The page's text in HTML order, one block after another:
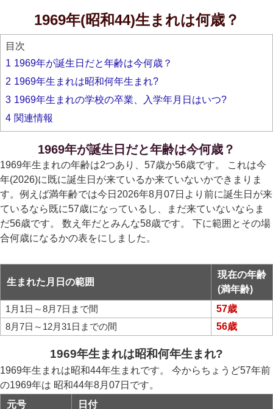
1969年(昭和44)生まれは何歳？
目次
1 1969年が誕生日だと年齢は今何歳？
2 1969年生まれは昭和何年生まれ?
3 1969年生まれの学校の卒業、入学年月日はいつ?
4 関連情報
1969年が誕生日だと年齢は今何歳？
1969年生まれの年齢は2つあり、57歳か56歳です。 これは今
年(2026)に既に誕生日が来ているか来ていないかできまりま
す。例えば満年齢では今日2026年8月07日より前に誕生日が来
ているなら既に57歳になっているし、まだ来ていないならま
だ56歳です。 数え年だとみんな58歳です。 下に範囲とその場
合何歳になるかの表をにしました。
生まれた月日の範囲
現在の年齢
(満年齢)
1月1日～8月7日まで間
57歳
8月7日～12月31日までの間
56歳
1969年生まれは昭和何年生まれ?
1969年生まれは昭和44年生まれです。 今からちょうど57年前
の1969年は 昭和44年8月07日です。
元号
日付